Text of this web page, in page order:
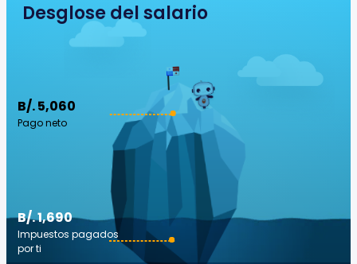
Desglose del salario
B/. 5,060
Pago neto
B/. 1,690
Impuestos pagados
por ti